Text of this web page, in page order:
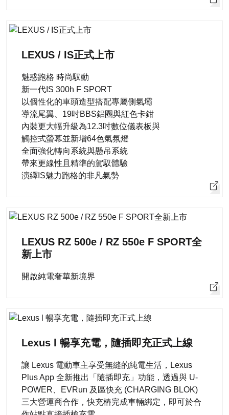
LEXUS / IS正式上市
魅惑跑格 時尚馭動
新一代IS 300h F SPORT
以個性化的車頭造型搭配專屬側氣壩
導流尾翼、19吋BBS鋁圈與紅色卡鉗
內裝更大幅升級為12.3吋數位儀表板與
觸控式螢幕並新增64色氣氛燈
全面強化轉向系統與懸吊系統
帶來更線性且精準的駕馭體驗
演繹IS魅力跑格的非凡氣勢
LEXUS RZ 500e / RZ 550e F SPORT全
新上市
開啟純電奢華新境界
Lexus l 暢享充電，隨插即充正式上線
讓 Lexus 電動車主享受無縫的純電生活，Lexus
Plus App 全新推出「隨插即充」功能，透過與 U-
POWER、EVRun 及區快充 (CHARGING BLOK)
三大營運商合作，快充樁完成車輛綁定，即可於合